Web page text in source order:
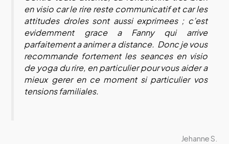
en visio car le rire reste communicatif et car les
attitudes droles sont aussi exprimees ; c’est
evidemment grace a Fanny qui arrive
parfaitement a animer a distance. Donc je vous
recommande fortement les seances en visio
de yoga du rire, en particulier pour vous aider a
mieux gerer en ce moment si particulier vos
tensions familiales.
Jehanne S.